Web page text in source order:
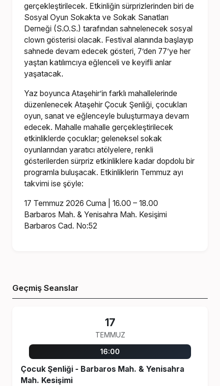
gerçekleştirilecek. Etkinliğin sürprizlerinden biri de
Sosyal Oyun Sokakta ve Sokak Sanatları
Derneği (S.O.S.) tarafından sahnelenecek sosyal
clown gösterisi olacak. Festival alanında başlayıp
sahnede devam edecek gösteri, 7’den 77’ye her
yaştan katılımcıya eğlenceli ve keyifli anlar
yaşatacak.
Yaz boyunca Ataşehir’in farklı mahallelerinde
düzenlenecek Ataşehir Çocuk Şenliği, çocukları
oyun, sanat ve eğlenceyle buluşturmaya devam
edecek. Mahalle mahalle gerçekleştirilecek
etkinliklerde çocuklar; geleneksel sokak
oyunlarından yaratıcı atölyelere, renkli
gösterilerden sürpriz etkinliklere kadar dopdolu bir
programla buluşacak. Etkinliklerin Temmuz ayı
takvimi ise şöyle:
17 Temmuz 2026 Cuma | 16.00 – 18.00
Barbaros Mah. & Yenisahra Mah. Kesişimi
Barbaros Cad. No:52
Geçmiş Seanslar
17
TEMMUZ
16:00
Çocuk Şenliği - Barbaros Mah. & Yenisahra
Mah. Kesişimi